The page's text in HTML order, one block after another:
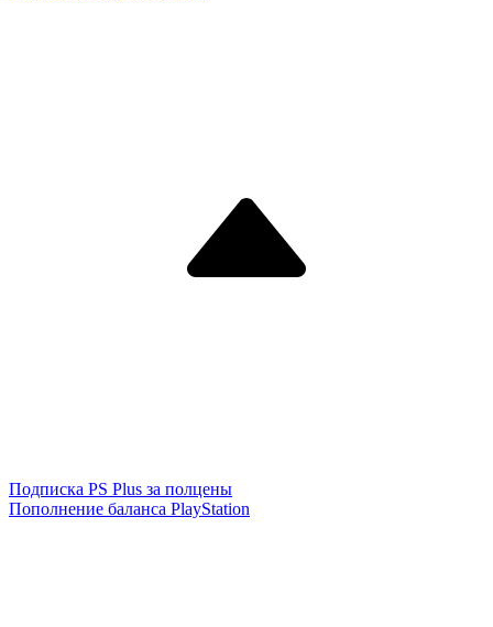
Подписка PS Plus за полцены
Пополнение баланса PlayStation